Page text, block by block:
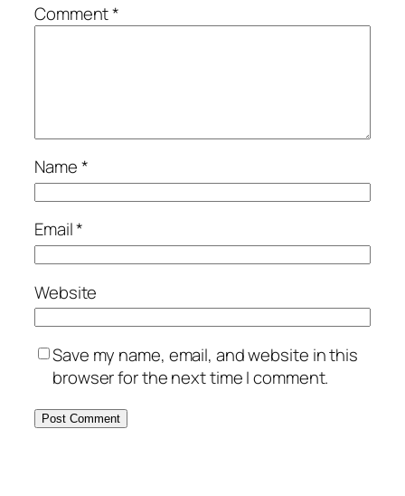
Comment*
Name*
Email*
Website
Save my name, email, and website in this
browser for the next time I comment.